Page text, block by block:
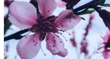
Tvari mada
Redakcija
Apie mus